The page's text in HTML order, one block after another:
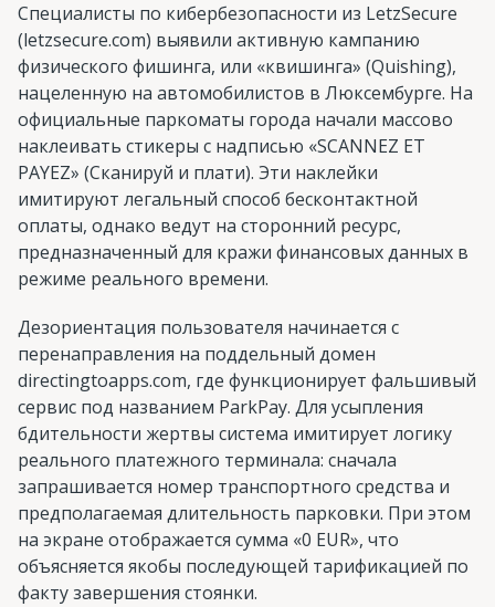
Специалисты по кибербезопасности из LetzSecure
(letzsecure.com) выявили активную кампанию
физического фишинга, или «квишинга» (Quishing),
нацеленную на автомобилистов в Люксембурге. На
официальные паркоматы города начали массово
наклеивать стикеры с надписью «SCANNEZ ET
PAYEZ» (Сканируй и плати). Эти наклейки
имитируют легальный способ бесконтактной
оплаты, однако ведут на сторонний ресурс,
предназначенный для кражи финансовых данных в
режиме реального времени.
Дезориентация пользователя начинается с
перенаправления на поддельный домен
directingtoapps.com, где функционирует фальшивый
сервис под названием ParkPay. Для усыпления
бдительности жертвы система имитирует логику
реального платежного терминала: сначала
запрашивается номер транспортного средства и
предполагаемая длительность парковки. При этом
на экране отображается сумма «0 EUR», что
объясняется якобы последующей тарификацией по
факту завершения стоянки.